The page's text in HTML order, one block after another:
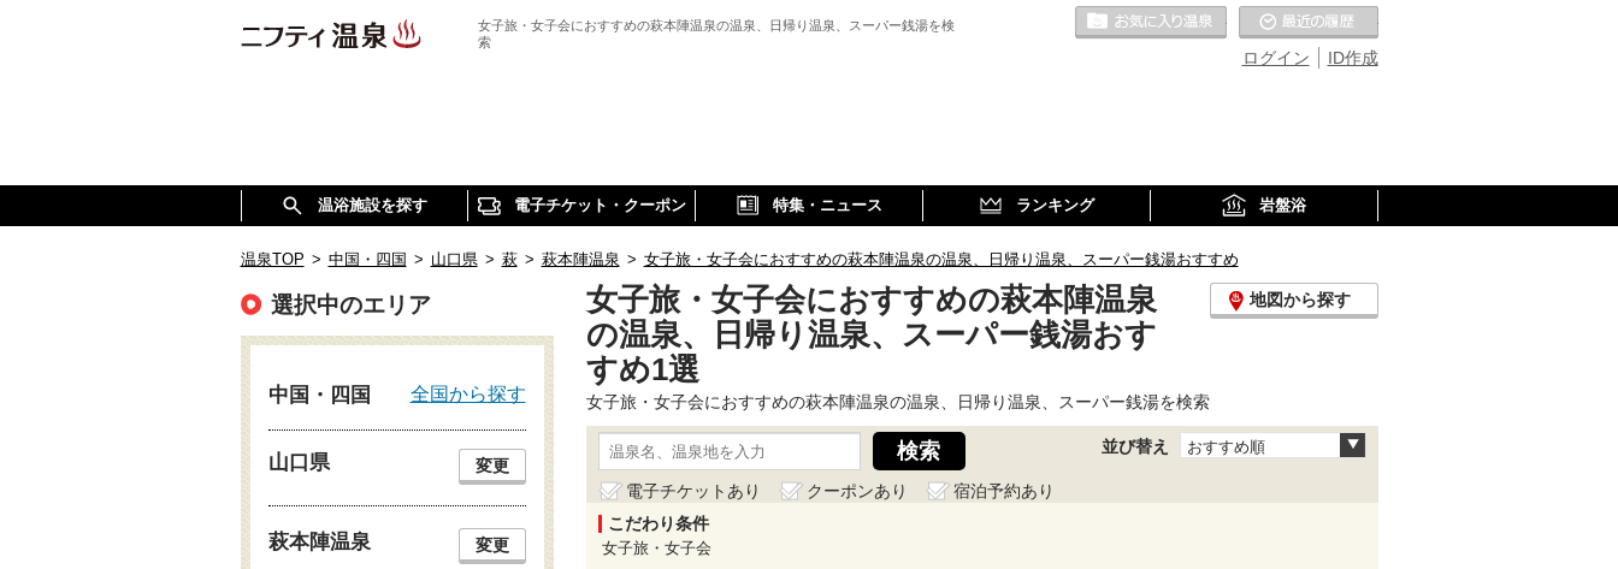
女子旅・女子会におすすめの萩本陣温泉の温泉、日帰り温泉、スーパー銭湯を検
索
ID作成
ログイン
お気に入りの温泉
温浴施設を探す 電子チケット・クーポン 特集・ニュース ランキング 岩盤浴
温泉TOP > 中国・四国 > 山口県 > 萩 > 萩本陣温泉 > 女子旅・女子会におすすめの萩本陣温泉の温泉、日帰り温泉、スーパー銭湯おすすめ
女子旅・女子会におすすめの萩本陣温泉
の温泉、日帰り温泉、スーパー銭湯おす
すめ1選
地図から探す
女子旅・女子会におすすめの萩本陣温泉の温泉、日帰り温泉、スーパー銭湯を検索
並び替え おすすめ順
電子チケットあり クーポンあり
宿泊予約あり
こだわり条件
女子旅・女子会
選択中のエリア
中国・四国 全国から探す
山口県 変更
萩本陣温泉 変更